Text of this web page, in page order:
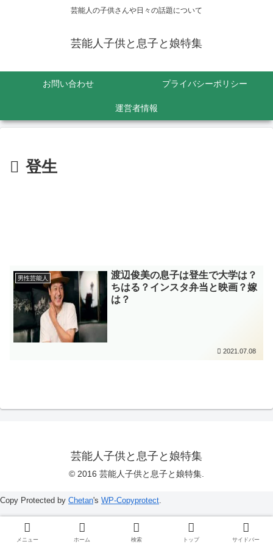
芸能人の子供さんや日々の話題について
芸能人子供と息子と娘特集
お問い合わせ プライバシーポリシー
運営者情報
登生
男性芸能人
渡辺俊美の息子は登生で大学は？
ちはる？インスタ弁当と映画？嫁
は？
2021.07.08
芸能人子供と息子と娘特集
© 2016 芸能人子供と息子と娘特集.
メニュー ホーム 検索 トップ サイドバー
Copy Protected by Chetan's WP-Copyprotect